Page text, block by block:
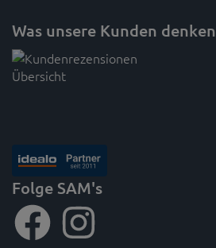
Was unsere Kunden denken
Folge SAM's